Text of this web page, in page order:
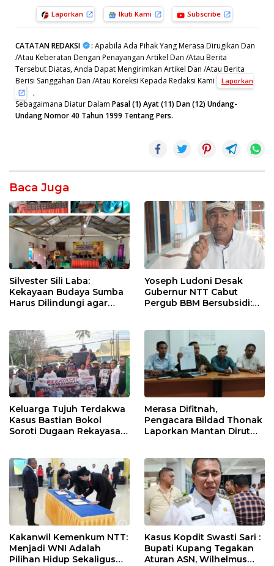
Laporkan Ikuti Kami Subscribe
CATATAN REDAKSI : Apabila Ada Pihak Yang Merasa Dirugikan Dan
/Atau Keberatan Dengan Penayangan Artikel Dan /Atau Berita
Tersebut Diatas, Anda Dapat Mengirimkan Artikel Dan /Atau Berita
Berisi Sanggahan Dan /Atau Koreksi Kepada Redaksi Kami
Laporkan
,
Sebagaimana Diatur Dalam Pasal (1) Ayat (11) Dan (12) Undang-
Undang Nomor 40 Tahun 1999 Tentang Pers.
Baca Juga
Silvester Sili Laba:
Kekayaan Budaya Sumba
Harus Dilindungi agar
Yoseph Ludoni Desak
Gubernur NTT Cabut
Pergub BBM Bersubsidi:
Keluarga Tujuh Terdakwa
Kasus Bastian Bokol
Soroti Dugaan Rekayasa
Merasa Difitnah,
Pengacara Bildad Thonak
Laporkan Mantan Dirut
Kakanwil Kemenkum NTT:
Menjadi WNI Adalah
Pilihan Hidup Sekaligus
Kasus Kopdit Swasti Sari :
Bupati Kupang Tegakan
Aturan ASN, Wilhelmus